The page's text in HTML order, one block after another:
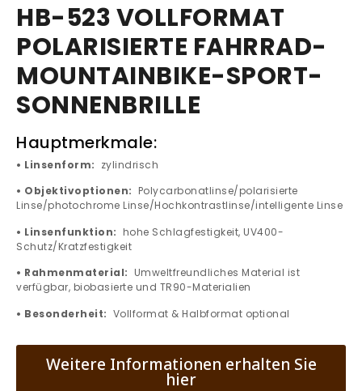
HB-523 VOLLFORMAT
POLARISIERTE FAHRRAD-
MOUNTAINBIKE-SPORT-
SONNENBRILLE
Hauptmerkmale:
• Linsenform: zylindrisch
• Objektivoptionen: Polycarbonatlinse/polarisierte
Linse/photochrome Linse/Hochkontrastlinse/intelligente Linse
• Linsenfunktion: hohe Schlagfestigkeit, UV400-
Schutz/Kratzfestigkeit
• Rahmenmaterial: Umweltfreundliches Material ist
verfügbar, biobasierte und TR90-Materialien
• Besonderheit: Vollformat & Halbformat optional
Weitere Informationen erhalten Sie
hier